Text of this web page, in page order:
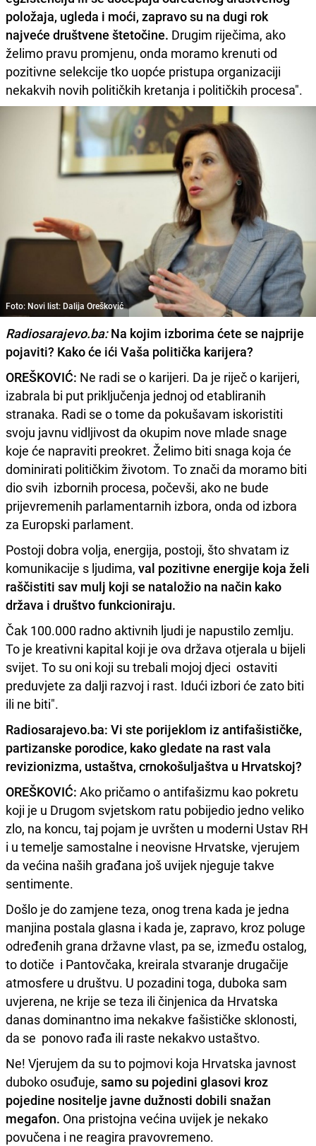
položaja, ugleda i moći, zapravo su na dugi rok
najveće društvene štetočine. Drugim riječima, ako
želimo pravu promjenu, onda moramo krenuti od
pozitivne selekcije tko uopće pristupa organizaciji
nekakvih novih političkih kretanja i političkih procesa".
Foto: Novi list: Dalija Orešković
Radiosarajevo.ba:Na kojim izborima ćete se najprije
pojaviti? Kako će ići Vaša politička karijera?
OREŠKOVIĆ: Ne radi se o karijeri. Da je riječ o karijeri,
izabrala bi put priključenja jednoj od etabliranih
stranaka. Radi se o tome da pokušavam iskoristiti
svoju javnu vidljivost da okupim nove mlade snage
koje će napraviti preokret. Želimo biti snaga koja će
dominirati političkim životom. To znači da moramo biti
dio svih izbornih procesa, počevši, ako ne bude
prijevremenih parlamentarnih izbora, onda od izbora
za Europski parlament.
Postoji dobra volja, energija, postoji, što shvatam iz
komunikacije s ljudima, val pozitivne energije koja želi
raščistiti sav mulj koji se nataložio na način kako
država i društvo funkcioniraju.
Čak 100.000 radno aktivnih ljudi je napustilo zemlju.
To je kreativni kapital koji je ova država otjerala u bijeli
svijet. To su oni koji su trebali mojoj djeci ostaviti
preduvjete za dalji razvoj i rast. Idući izbori će zato biti
ili ne biti".
Radiosarajevo.ba: Vi ste porijeklom iz antifašističke,
partizanske porodice, kako gledate na rast vala
revizionizma, ustaštva, crnokošuljaštva u Hrvatskoj?
OREŠKOVIĆ: Ako pričamo o antifašizmu kao pokretu
koji je u Drugom svjetskom ratu pobijedio jedno veliko
zlo, na koncu, taj pojam je uvršten u moderni Ustav RH
i u temelje samostalne i neovisne Hrvatske, vjerujem
da većina naših građana još uvijek njeguje takve
sentimente.
Došlo je do zamjene teza, onog trena kada je jedna
manjina postala glasna i kada je, zapravo, kroz poluge
određenih grana državne vlast, pa se, između ostalog,
to dotiče i Pantovčaka, kreirala stvaranje drugačije
atmosfere u društvu. U pozadini toga, duboka sam
uvjerena, ne krije se teza ili činjenica da Hrvatska
danas dominantno ima nekakve fašističke sklonosti,
da se ponovo rađa ili raste nekakvo ustaštvo.
Ne! Vjerujem da su to pojmovi koja Hrvatska javnost
duboko osuđuje, samo su pojedini glasovi kroz
pojedine nositelje javne dužnosti dobili snažan
megafon. Ona pristojna većina uvijek je nekako
povučena i ne reagira pravovremeno.